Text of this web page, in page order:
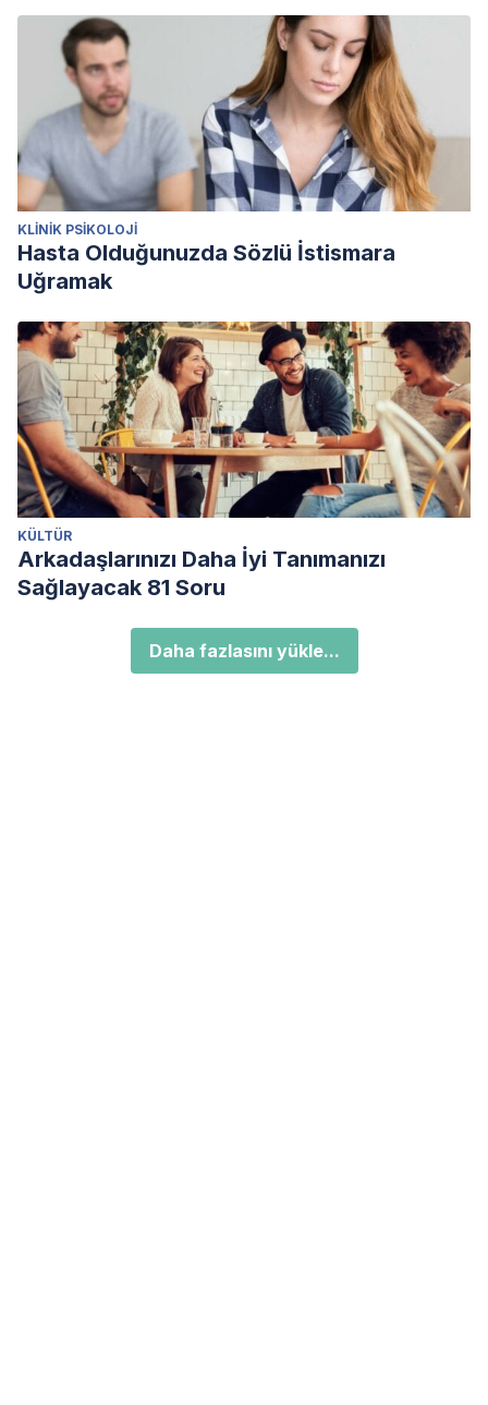
KLINIK PSIKOLOJI
Hasta Olduğunuzda Sözlü İstismara
Uğramak
KÜLTÜR
Arkadaşlarınızı Daha İyi Tanımanızı
Sağlayacak 81 Soru
Daha fazlasını yükle...